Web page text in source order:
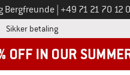
Bergfreunde Ring til os på
+49 71 21 70 12 0
Sikker betalingFind